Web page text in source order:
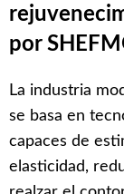
por
La industria
se basa en
capaces de
elasticidad,